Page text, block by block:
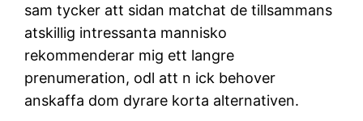
sam tycker att sidan matchat de tillsammans
atskillig intressanta mannisko
rekommenderar mig ett langre
prenumeration, odl att n ick behover
anskaffa dom dyrare korta alternativen.